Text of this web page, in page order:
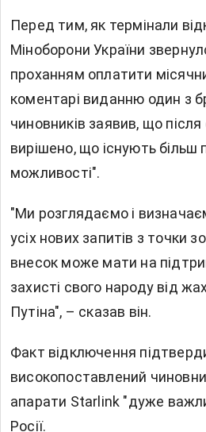
Перед тим, як термінали
Міноборони України
проханням оплатити
коментарі виданню один з
чиновників заявив, що
вирішено, що існують більш
можливості".
"Ми розглядаємо і
усіх нових запитів з точки
внесок може мати на
захисті свого народу від
Путіна", – сказав він.
Факт відключення
високопоставлений
апарати Starlink "дуже
Росії.